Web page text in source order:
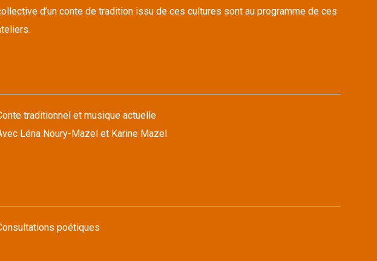
d’un conte de tradition issu de ces cultures sont au programme de ces
traditionnel et musique actuelle
Léna Noury-Mazel et Karine Mazel
poétiques